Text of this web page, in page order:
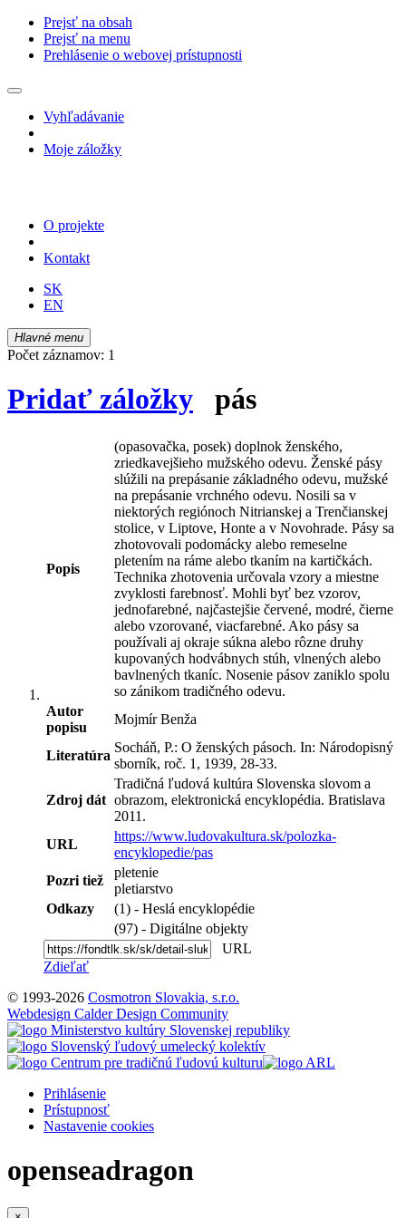
Prejsť na obsah
Prejsť na menu
Prehlásenie o webovej prístupnosti
Vyhľadávanie
Moje záložky
O projekte
Kontakt
SK
EN
Hlavné menu
Počet záznamov: 1
Pridať záložky pás
Popis
(opasovačka, posek) doplnok ženského,
zriedkavejšieho mužského odevu. Ženské pásy
slúžili na prepásanie základného odevu, mužské
na prepásanie vrchného odevu. Nosili sa v
niektorých regiónoch Nitrianskej a Trenčianskej
stolice, v Liptove, Honte a v Novohrade. Pásy sa
zhotovovali podomácky alebo remeselne
pletením na ráme alebo tkaním na kartičkách.
Technika zhotovenia určovala vzory a miestne
zvyklosti farebnosť. Mohli byť bez vzorov,
jednofarebné, najčastejšie červené, modré, čierne
alebo vzorované, viacfarebné. Ako pásy sa
používali aj okraje súkna alebo rôzne druhy
kupovaných hodvábnych stúh, vlnených alebo
bavlnených tkaníc. Nosenie pásov zaniklo spolu
so zánikom tradičného odevu.
Autor
popisu
Mojmír Benža
Literatúra
Socháň, P.: O ženských pásoch. In: Národopisný
sborník, roč. 1, 1939, 28-33.
Zdroj dát
Tradičná ľudová kultúra Slovenska slovom a
obrazom, elektronická encyklopédia. Bratislava
2011.
URL
https://www.ludovakultura.sk/polozka-
encyklopedie/pas
Pozri tiež
pletenie
pletiarstvo
Odkazy
(1) - Heslá encyklopédie
(97) - Digitálne objekty
URL
Zdieľať
© 1993-2026 Cosmotron Slovakia, s.r.o.
Webdesign Calder Design Community
Prihlásenie
Prístupnosť
Nastavenie cookies
openseadragon